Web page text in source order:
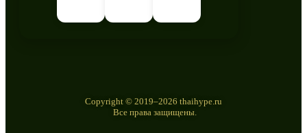
Copyright © 2019–2026 thaihype.ru
Все права защищены.